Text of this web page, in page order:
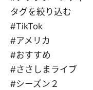
タグを絞り込む
#TikTok
#アメリカ
#おすすめ
#ささしまライブ
#シーズン２